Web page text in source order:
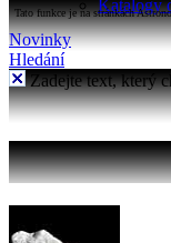
Katalogy
Tato funkce je na stránkách
Novinky
Hledání
Zadejte text, který